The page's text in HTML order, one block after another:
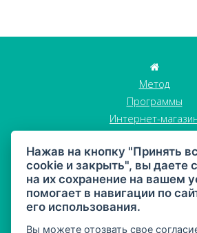
Метод
Программы
Интернет-
Блог
Стать участником
Контакты
Нажав на кнопку "Принять
cookie и закрыть", вы даете
на их сохранение на вашем
помогает в навигации по
его использования.
Вы можете отозвать свое